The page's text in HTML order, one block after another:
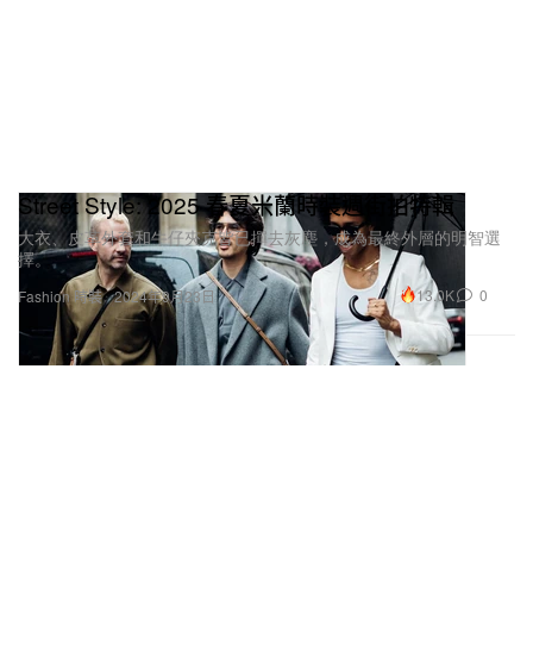
Fashion 時裝
Street Style: 2025 春夏米蘭時裝週街拍特輯
大衣、皮革外套和牛仔夾克皆已撣去灰塵，成為最終外層的明智選
擇。
2024年9月23日 13.0K 0